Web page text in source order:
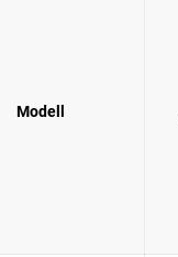
Modell